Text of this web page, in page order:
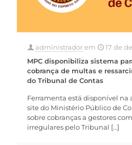
administradorem
17 de
MPC disponibiliza sistema
cobrança de multas e
do Tribunal de Contas
Ferramenta está disponível na
site do Ministério Público de
sobre cobranças a gestores
irregulares pelo Tribunal […]